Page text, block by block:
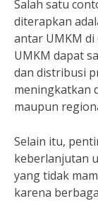
Salah satu
diterapkan
antar UMKM di
UMKM dapat
dan distribusi
meningkatkan
maupun
Selain itu,
keberlanjutan
yang tidak
karena